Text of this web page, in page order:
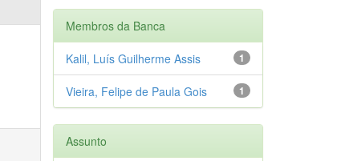
Membros da Banca
1
Kalil, Luís Guilherme Assis
1
Vieira, Felipe de Paula Gois
Assunto